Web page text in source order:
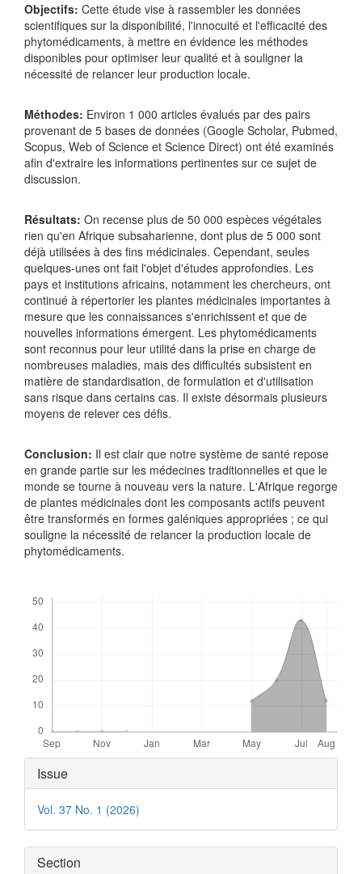
Objectifs: Cette étude vise à rassembler les données
scientifiques sur la disponibilité, l'innocuité et l'efficacité des
phytomédicaments, à mettre en évidence les méthodes
disponibles pour optimiser leur qualité et à souligner la
nécessité de relancer leur production locale.
Méthodes: Environ 1 000 articles évalués par des pairs
provenant de 5 bases de données (Google Scholar, Pubmed,
Scopus, Web of Science et Science Direct) ont été examinés
afin d'extraire les informations pertinentes sur ce sujet de
discussion.
Résultats: On recense plus de 50 000 espèces végétales
rien qu'en Afrique subsaharienne, dont plus de 5 000 sont
déjà utilisées à des fins médicinales. Cependant, seules
quelques-unes ont fait l'objet d'études approfondies. Les
pays et institutions africains, notamment les chercheurs, ont
continué à répertorier les plantes médicinales importantes à
mesure que les connaissances s'enrichissent et que de
nouvelles informations émergent. Les phytomédicaments
sont reconnus pour leur utilité dans la prise en charge de
nombreuses maladies, mais des difficultés subsistent en
matière de standardisation, de formulation et d'utilisation
sans risque dans certains cas. Il existe désormais plusieurs
moyens de relever ces défis.
Conclusion: Il est clair que notre système de santé repose
en grande partie sur les médecines traditionnelles et que le
monde se tourne à nouveau vers la nature. L'Afrique regorge
de plantes médicinales dont les composants actifs peuvent
être transformés en formes galéniques appropriées ; ce qui
souligne la nécessité de relancer la production locale de
phytomédicaments.
Article
Details
Issue
Vol. 37 No. 1 (2026)
Section